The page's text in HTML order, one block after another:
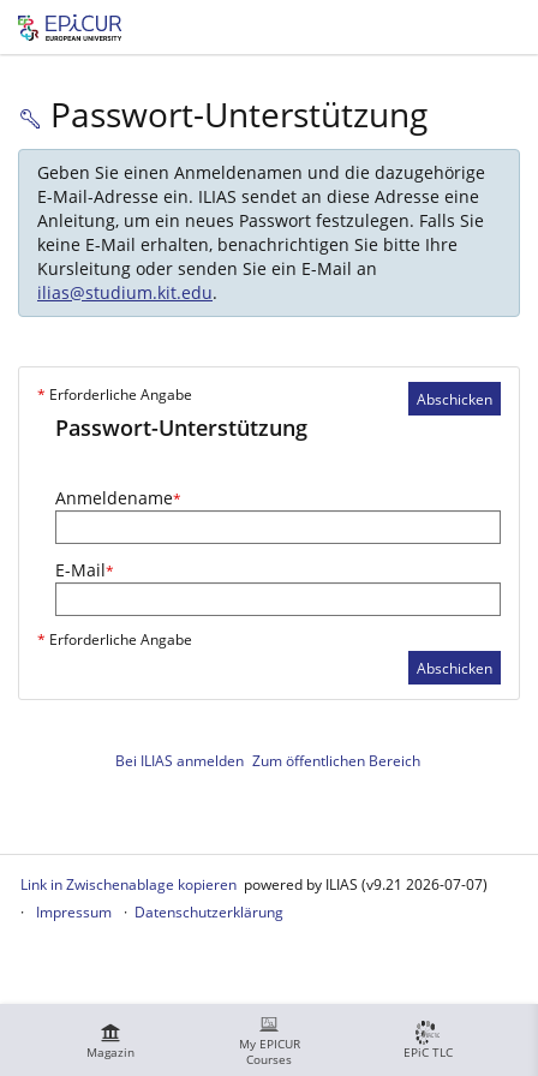
Magazin
My EPICUR
Courses
EPiC TLC
Passwort-Unterstützung
Geben Sie einen Anmeldenamen und die dazugehörige
E-Mail-Adresse ein. ILIAS sendet an diese Adresse eine
Anleitung, um ein neues Passwort festzulegen. Falls Sie
keine E-Mail erhalten, benachrichtigen Sie bitte Ihre
Kursleitung oder senden Sie ein E-Mail an
ilias@studium.kit.edu.
Abschicken
* Erforderliche Angabe
Passwort-Unterstützung
Anmeldename*
E-Mail*
* Erforderliche Angabe
Abschicken
Bei ILIAS anmelden Zum öffentlichen Bereich
Link in Zwischenablage kopieren powered by ILIAS (v9.21 2026-07-07)
Impressum
Datenschutzerklärung